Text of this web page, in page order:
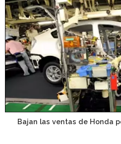
Bajan las ventas de Honda